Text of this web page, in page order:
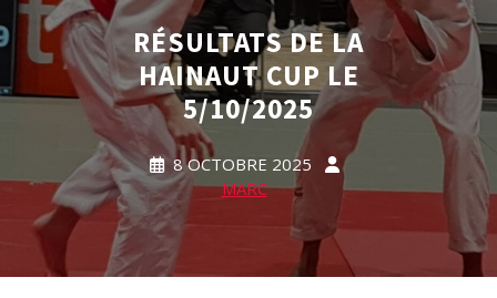
RÉSULTATS DE LA
HAINAUT CUP LE
5/10/2025
8 OCTOBRE 2025
MARC